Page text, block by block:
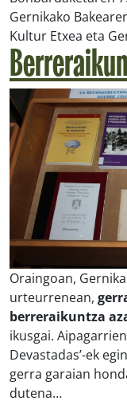
Gernikako
Kultur Etxea eta
Oraingoan,
urteurrenean,
berreraikuntza
ikusgai.
Devastadas’-ek
gerra garaian
dutena…